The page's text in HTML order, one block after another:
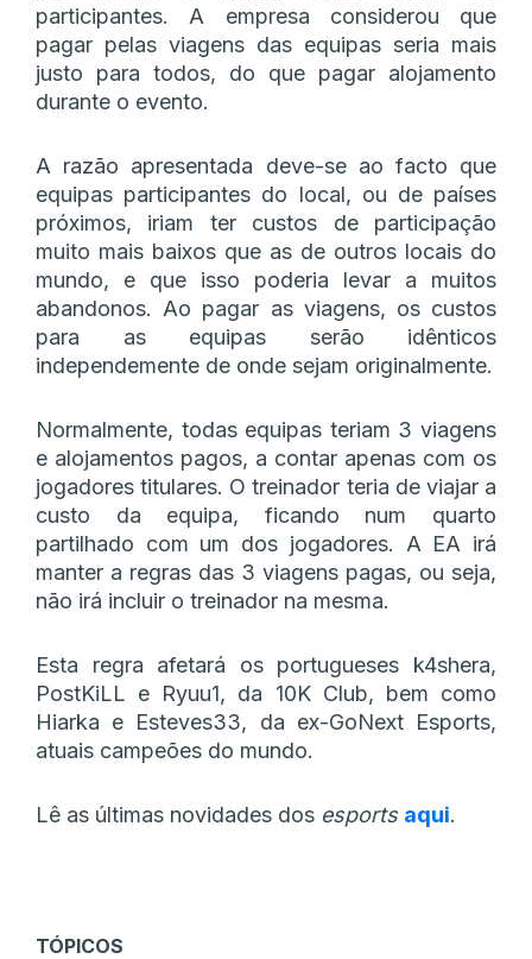
participantes. A empresa considerou que
pagar pelas viagens das equipas seria mais
justo para todos, do que pagar alojamento
durante o evento.
A razão apresentada deve-se ao facto que
equipas participantes do local, ou de países
próximos, iriam ter custos de participação
muito mais baixos que as de outros locais do
mundo, e que isso poderia levar a muitos
abandonos. Ao pagar as viagens, os custos
para as equipas serão idênticos
independemente de onde sejam originalmente.
Normalmente, todas equipas teriam 3 viagens
e alojamentos pagos, a contar apenas com os
jogadores titulares. O treinador teria de viajar a
custo da equipa, ficando num quarto
partilhado com um dos jogadores. A EA irá
manter a regras das 3 viagens pagas, ou seja,
não irá incluir o treinador na mesma.
Esta regra afetará os portugueses k4shera,
PostKiLL e Ryuu1, da 10K Club, bem como
Hiarka e Esteves33, da ex-GoNext Esports,
atuais campeões do mundo.
Lê as últimas novidades dos esports aqui.
TÓPICOS